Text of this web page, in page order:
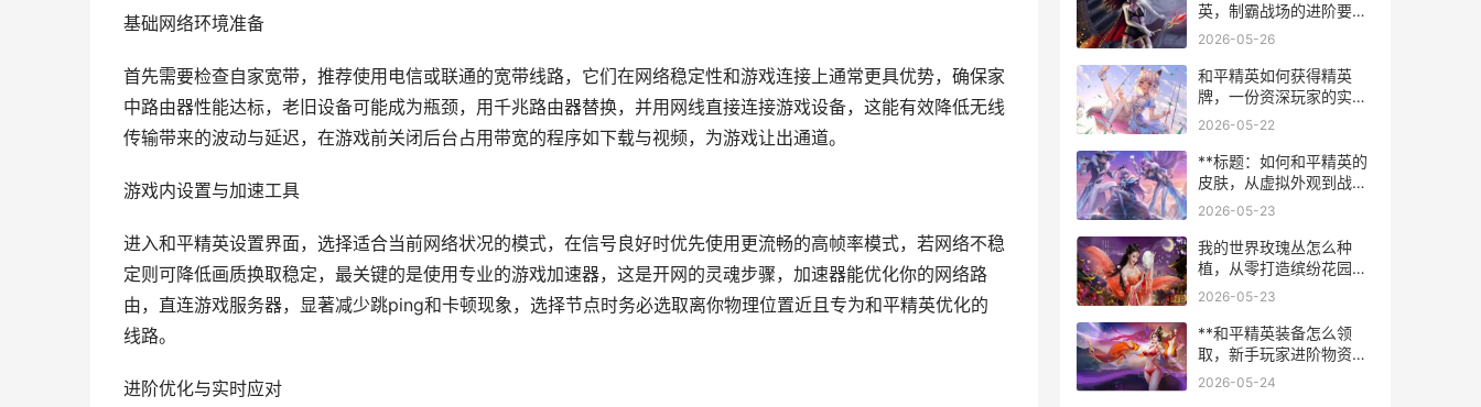
基础网络环境准备
首先需要检查自家宽带，推荐使用电信或联通的宽带线路，它们在网络稳定性和游戏连接上通常更具优势，确保家
中路由器性能达标，老旧设备可能成为瓶颈，用千兆路由器替换，并用网线直接连接游戏设备，这能有效降低无线
传输带来的波动与延迟，在游戏前关闭后台占用带宽的程序如下载与视频，为游戏让出通道。
游戏内设置与加速工具
进入和平精英设置界面，选择适合当前网络状况的模式，在信号良好时优先使用更流畅的高帧率模式，若网络不稳
定则可降低画质换取稳定，最关键的是使用专业的游戏加速器，这是开网的灵魂步骤，加速器能优化你的网络路
由，直连游戏服务器，显著减少跳ping和卡顿现象，选择节点时务必选取离你物理位置近且专为和平精英优化的
线路。
进阶优化与实时应对
英，制霸战场的进阶要
诀，副标题从新手到高手
2026-05-26
和平精英如何获得精英
牌，一份资深玩家的实战
心得，副标题，从战术到
2026-05-22
**标题：如何和平精英的
皮肤，从虚拟外观到战术
艺术的思考，副标题：一
2026-05-23
我的世界玫瑰丛怎么种
植，从零打造缤纷花园的
奥秘
2026-05-23
**和平精英装备怎么领
取，新手玩家进阶物资指
南**
2026-05-24